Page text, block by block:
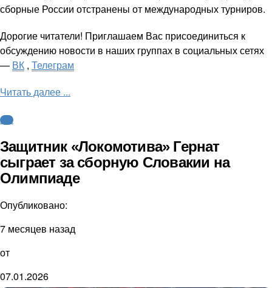
сборные России отстранены от международных турниров.
Дорогие читатели! Приглашаем Вас присоединиться к
обсуждению новости в наших группах в социальных сетях
— ВК , Телеграм
Читать далее ...
КХЛ
Защитник «Локомотива» Гернат
сыграет за сборную Словакии на
Олимпиаде
Опубликовано:
7 месяцев назад
от
07.01.2026